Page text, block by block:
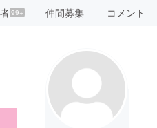
99+ 仲間募集 コメント